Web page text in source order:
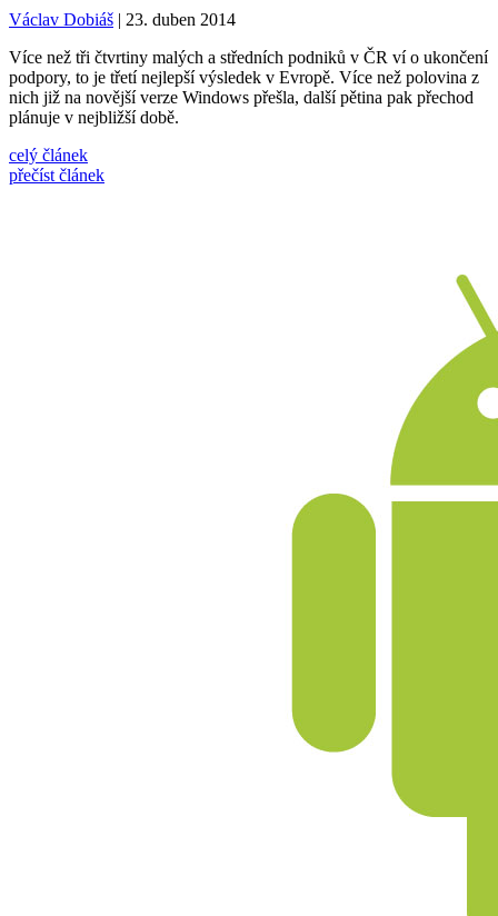
Václav Dobiáš| 23. duben 2014
Více než tři čtvrtiny malých a středních podniků v ČR ví o ukončení
podpory, to je třetí nejlepší výsledek v Evropě. Více než polovina z
nich již na novější verze Windows přešla, další pětina pak přechod
plánuje v nejbližší době.
celý článek
přečíst článek